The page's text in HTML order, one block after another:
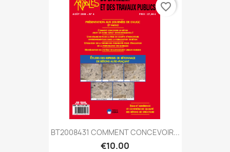
BT2008431 COMMENT CONCEVOIR...
€10.00
favorite_border